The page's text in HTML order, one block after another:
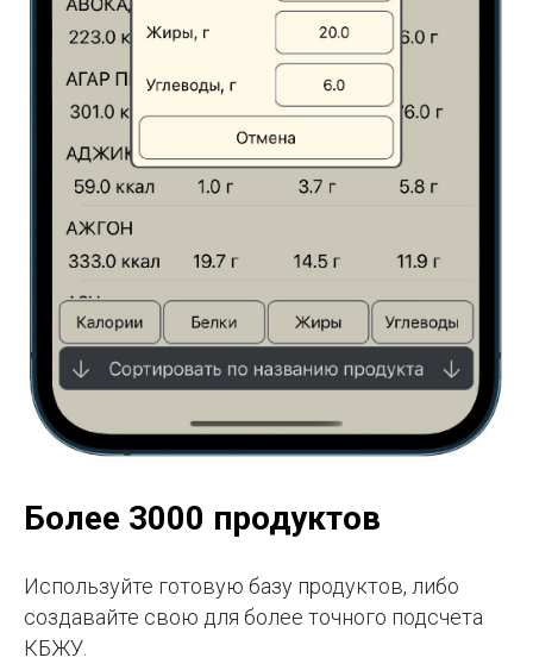
Более 3000 продуктов
Используйте готовую базу продуктов, либо
создавайте свою для более точного подсчета
КБЖУ.